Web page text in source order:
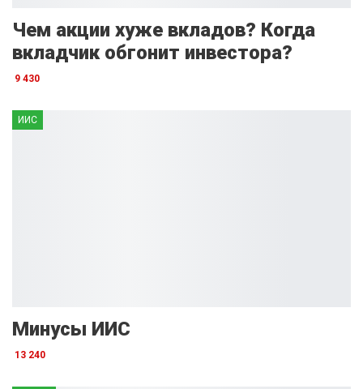
Чем акции хуже вкладов? Когда
вкладчик обгонит инвестора?
9 430
ИИС
Минусы ИИС
13 240